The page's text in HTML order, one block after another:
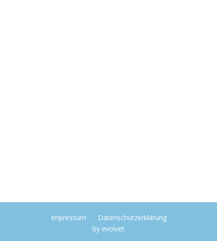
Impressum
Datenschutzerklärung
by evolvet